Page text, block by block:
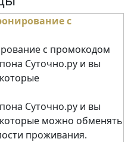
с промокодом
Суточно.ру и вы
Суточно.ру и вы
можно обменять
проживания.